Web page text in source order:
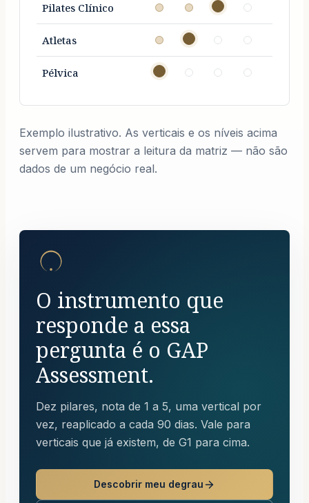
Pilates Clínico
Atletas
Pélvica
Exemplo ilustrativo. As verticais e os níveis acima
servem para mostrar a leitura da matriz — não são
dados de um negócio real.
O instrumento que
responde a essa
pergunta é o GAP
Assessment.
Dez pilares, nota de 1 a 5, uma vertical por
vez, reaplicado a cada 90 dias. Vale para
verticais que já existem, de G1 para cima.
Descobrir meu degrau